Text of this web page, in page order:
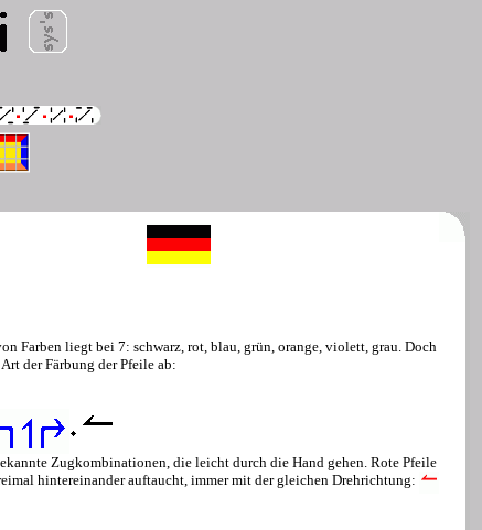
Farben liegt bei 7: schwarz, rot, blau, grün, orange, violett, grau. Doch
der Färbung der Pfeile ab:
Zugkombinationen, die leicht durch die Hand gehen. Rote Pfeile
hintereinander auftaucht, immer mit der gleichen Drehrichtung: